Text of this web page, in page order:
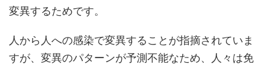
変異するためです。
人から人への感染で変異することが指摘されていま
すが、変異のパターンが予測不能なため、人々は免